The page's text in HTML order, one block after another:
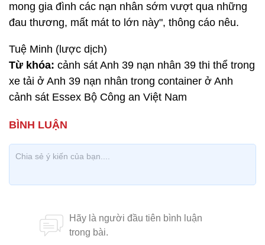
mong gia đình các nạn nhân sớm vượt qua những
đau thương, mất mát to lớn này", thông cáo nêu.
Tuệ Minh (lược dịch)
Từ khóa: cảnh sát Anh 39 nạn nhân 39 thi thể trong
xe tải ở Anh 39 nạn nhân trong container ở Anh
cảnh sát Essex Bộ Công an Việt Nam